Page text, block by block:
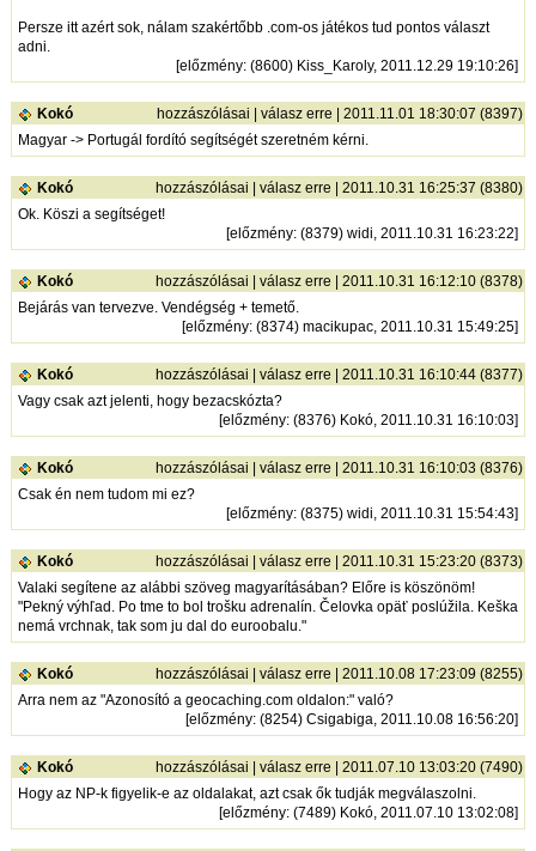
Persze itt azért sok, nálam szakértőbb .com-os játékos tud pontos választ
adni.
[előzmény: (8600) Kiss_Karoly, 2011.12.29 19:10:26]
Kokó hozzászólásai |válasz erre | 2011.11.01 18:30:07 (8397)
Magyar -> Portugál fordító segítségét szeretném kérni.
Kokó hozzászólásai |válasz erre | 2011.10.31 16:25:37 (8380)
Ok. Köszi a segítséget!
[előzmény: (8379) widi, 2011.10.31 16:23:22]
Kokó hozzászólásai |válasz erre | 2011.10.31 16:12:10 (8378)
Bejárás van tervezve. Vendégség + temető.
[előzmény: (8374) macikupac, 2011.10.31 15:49:25]
Kokó hozzászólásai |válasz erre | 2011.10.31 16:10:44 (8377)
Vagy csak azt jelenti, hogy bezacskózta?
[előzmény: (8376) Kokó, 2011.10.31 16:10:03]
Kokó hozzászólásai |válasz erre | 2011.10.31 16:10:03 (8376)
Csak én nem tudom mi ez?
[előzmény: (8375) widi, 2011.10.31 15:54:43]
Kokó hozzászólásai |válasz erre | 2011.10.31 15:23:20 (8373)
Valaki segítene az alábbi szöveg magyarításában? Előre is köszönöm!
"Pekný výhľad. Po tme to bol trošku adrenalín. Čelovka opäť poslúžila. Keška
nemá vrchnak, tak som ju dal do euroobalu."
Kokó hozzászólásai |válasz erre | 2011.10.08 17:23:09 (8255)
Arra nem az "Azonosító a geocaching.com oldalon:" való?
[előzmény: (8254) Csigabiga, 2011.10.08 16:56:20]
Kokó hozzászólásai |válasz erre | 2011.07.10 13:03:20 (7490)
Hogy az NP-k figyelik-e az oldalakat, azt csak ők tudják megválaszolni.
[előzmény: (7489) Kokó, 2011.07.10 13:02:08]